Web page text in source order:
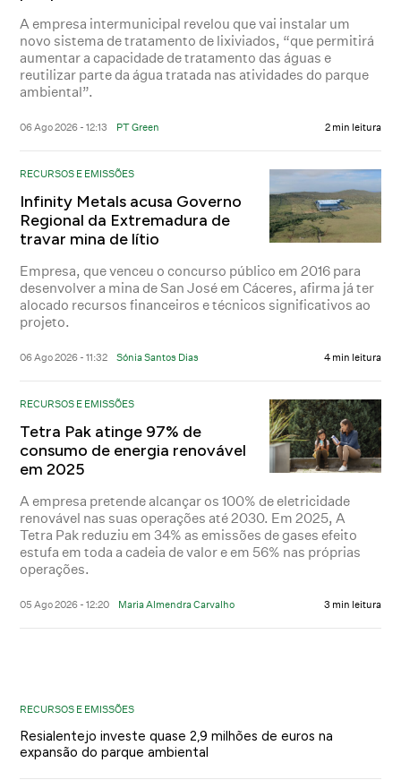
A empresa intermunicipal revelou que vai instalar um
novo sistema de tratamento de lixiviados, “que permitirá
aumentar a capacidade de tratamento das águas e
reutilizar parte da água tratada nas atividades do parque
ambiental”.
06 Ago 2026 - 12:13 PT Green 2 min leitura
RECURSOS E EMISSÕES
Infinity Metals acusa Governo
Regional da Extremadura de
travar mina de lítio
Empresa, que venceu o concurso público em 2016 para
desenvolver a mina de San José em Cáceres, afirma já ter
alocado recursos financeiros e técnicos significativos ao
projeto.
06 Ago 2026 - 11:32 Sónia Santos Dias 4 min leitura
RECURSOS E EMISSÕES
Tetra Pak atinge 97% de
consumo de energia renovável
em 2025
A empresa pretende alcançar os 100% de eletricidade
renovável nas suas operações até 2030. Em 2025, A
Tetra Pak reduziu em 34% as emissões de gases efeito
estufa em toda a cadeia de valor e em 56% nas próprias
operações.
05 Ago 2026 - 12:20 Maria Almendra Carvalho 3 min leitura
RECURSOS E EMISSÕES
Resialentejo investe quase 2,9 milhões de euros na
expansão do parque ambiental